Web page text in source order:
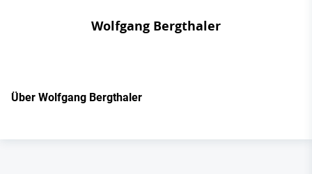
Wolfgang Bergthaler
Über Wolfgang Bergthaler